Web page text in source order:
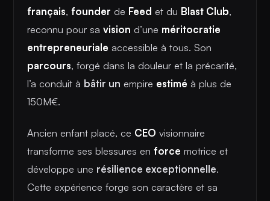
français, founder de Feed et du Blast Club,
reconnu pour sa vision d’une méritocratie
entrepreneuriale accessible à tous. Son
parcours, forgé dans la douleur et la précarité,
l’a conduit à bâtir un empire estimé à plus de
150M€.
Ancien enfant placé, ce CEO visionnaire
transforme ses blessures en force motrice et
développe une résilience exceptionnelle.
Cette expérience forge son caractère et sa